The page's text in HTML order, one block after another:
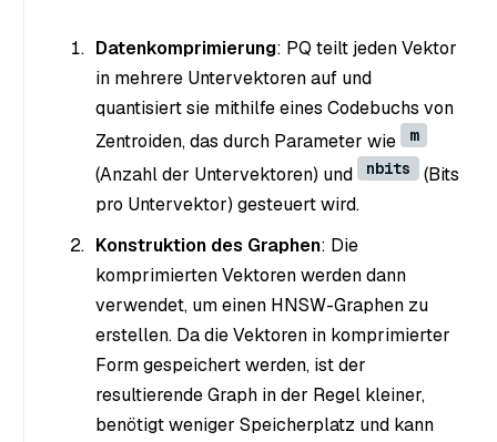
Datenkomprimierung: PQ teilt jeden Vektor
in mehrere Untervektoren auf und
quantisiert sie mithilfe eines Codebuchs von
Zentroiden, das durch Parameter wie
m
(Anzahl der Untervektoren) und nbits
(Bits
pro Untervektor) gesteuert wird.
Konstruktion des Graphen: Die
komprimierten Vektoren werden dann
verwendet, um einen HNSW-Graphen zu
erstellen. Da die Vektoren in komprimierter
Form gespeichert werden, ist der
resultierende Graph in der Regel kleiner,
benötigt weniger Speicherplatz und kann